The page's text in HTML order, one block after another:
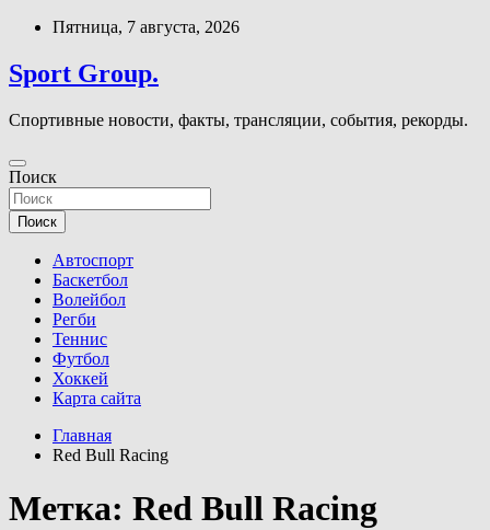
Перейти
содержимому
Пятница, 7 августа, 2026
Sport Group.
Спортивные новости, факты, трансляции, события, рекорды.
Поиск
Поиск
Автоспорт
Баскетбол
Волейбол
Регби
Теннис
Футбол
Хоккей
Карта сайта
Главная
Red Bull Racing
Метка: Red Bull Racing